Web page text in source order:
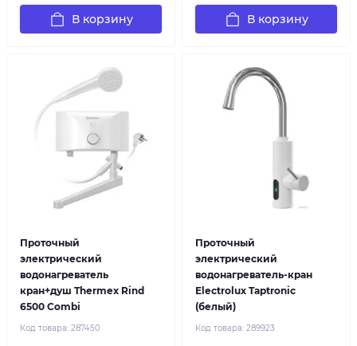
В корзину В корзину
Проточный
электрический
водонагреватель
кран+душ Thermex Rind
6500 Combi
Код товара: 287450
Проточный
электрический
водонагреватель-кран
Electrolux Taptronic
(белый)
Код товара: 289923